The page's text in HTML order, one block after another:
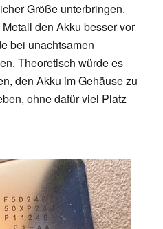
Größe unterbringen.
den Akku besser vor
bei unachtsamen
Theoretisch würde es
den Akku im Gehäuse zu
ohne dafür viel Platz